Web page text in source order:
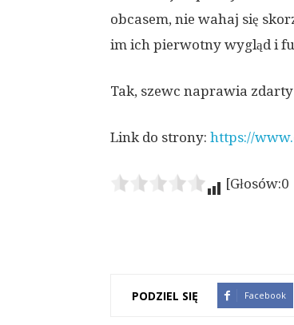
obcasem, nie wahaj się
im ich pierwotny wygląd i
Tak, szewc naprawia zdarty
Link do strony: https://
PODZIEL SIĘ Facebook